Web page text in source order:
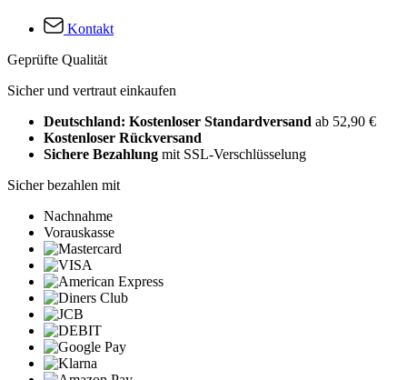
Kontakt
Geprüfte Qualität
Sicher und vertraut einkaufen
Deutschland: Kostenloser Standardversand ab 52,90 €
Kostenloser Rückversand
Sichere Bezahlung mit SSL-Verschlüsselung
Sicher bezahlen mit
Nachnahme
Vorauskasse